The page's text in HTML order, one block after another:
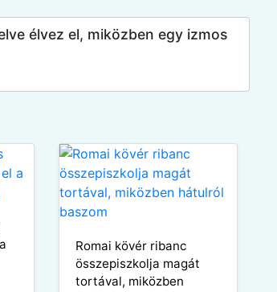
élvez el, miközben egy izmos
Romai kövér ribanc
összepiszkolja magát
tortával, miközben